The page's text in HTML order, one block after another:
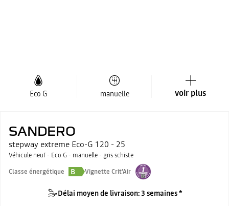
Eco G manuelle voir plus
SANDERO
stepway extreme Eco-G 120 - 25
Véhicule neuf - Eco G - manuelle - gris schiste
Classe énergétique
B Vignette Crit'Air
Délai moyen de livraison: 3 semaines *